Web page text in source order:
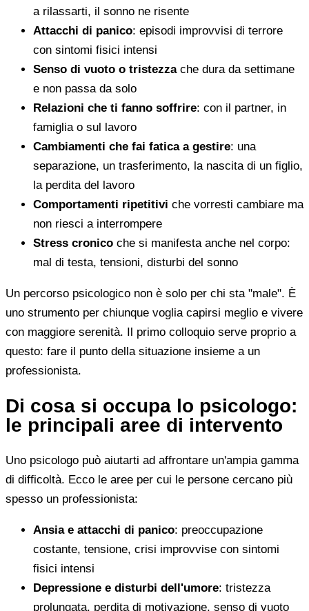
a rilassarti, il sonno ne risente
Attacchi di panico: episodi improvvisi di terrore
con sintomi fisici intensi
Senso di vuoto o tristezzache dura da settimane
e non passa da solo
Relazioni che ti fanno soffrire: con il partner, in
famiglia o sul lavoro
Cambiamenti che fai fatica a gestire: una
separazione, un trasferimento, la nascita di un figlio,
la perdita del lavoro
Comportamenti ripetitivi che vorresti cambiare ma
non riesci a interrompere
Stress cronico che si manifesta anche nel corpo:
mal di testa, tensioni, disturbi del sonno
Un percorso psicologico non è solo per chi sta "male". È
uno strumento per chiunque voglia capirsi meglio e vivere
con maggiore serenità. Il primo colloquio serve proprio a
questo: fare il punto della situazione insieme a un
professionista.
Di cosa si occupa lo psicologo:
le principali aree di intervento
Uno psicologo può aiutarti ad affrontare un'ampia gamma
di difficoltà. Ecco le aree per cui le persone cercano più
spesso un professionista:
Ansia e attacchi di panico: preoccupazione
costante, tensione, crisi improvvise con sintomi
fisici intensi
Depressione e disturbi dell'umore: tristezza
prolungata, perdita di motivazione, senso di vuoto